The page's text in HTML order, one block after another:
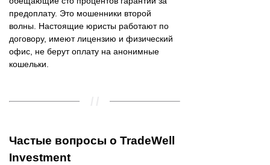
предоплату. Это мошенники второй
волны. Настоящие юристы работают по
договору, имеют лицензию и физический
офис, не берут оплату на анонимные
кошельки.
Частые вопросы о TradeWell
Investment